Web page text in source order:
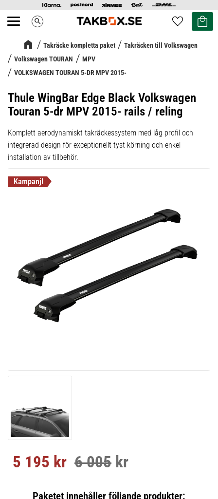
Meny search Favoriter
Kundvagn
Takräcke kompletta paket
Takräcken till Volkswagen
Volkswagen TOURAN
MPV
VOLKSWAGEN TOURAN 5-DR MPV 2015-
Thule WingBar Edge Black Volkswagen
Touran 5-dr MPV 2015- rails / reling
Komplett aerodynamiskt takräckessystem med låg profil och
integrerad design för exceptionellt tyst körning och enkel
installation av tillbehör.
Nedsatt pris:
5 195 kr Ordinarie pris:
6 005 kr